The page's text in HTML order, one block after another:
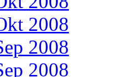
2008
2008
2008